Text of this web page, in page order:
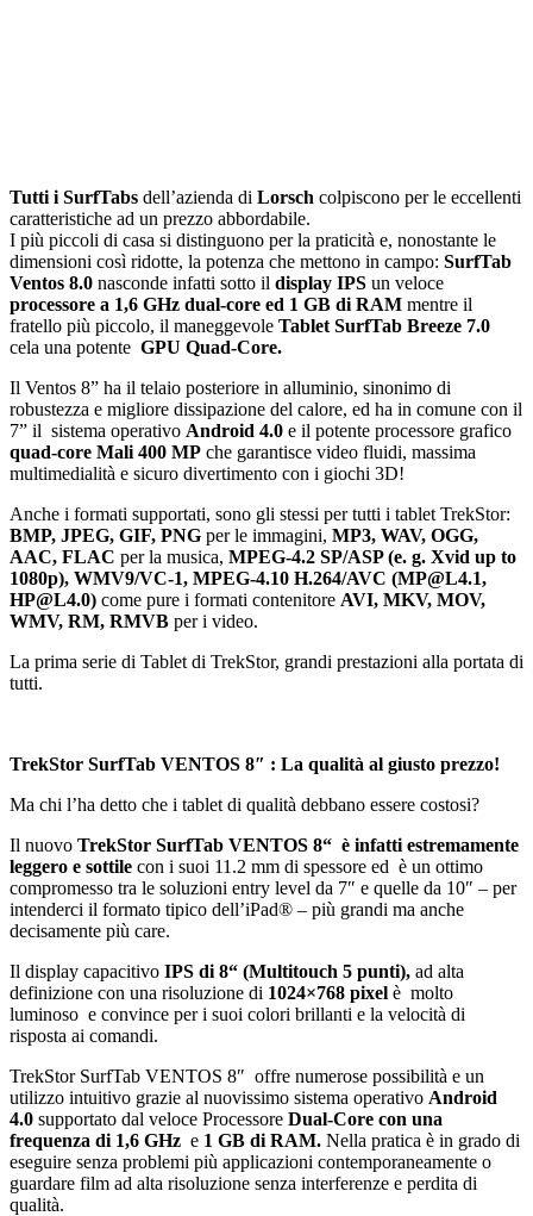
Tutti i SurfTabs dell’azienda di Lorsch colpiscono per le eccellenti
caratteristiche ad un prezzo abbordabile.
I più piccoli di casa si distinguono per la praticità e, nonostante le
dimensioni così ridotte, la potenza che mettono in campo: SurfTab
Ventos 8.0 nasconde infatti sotto il display IPS un veloce
processore a 1,6 GHz dual-core ed 1 GB di RAM mentre il
fratello più piccolo, il maneggevole Tablet SurfTab Breeze 7.0
cela una potente GPU Quad-Core.
Il Ventos 8” ha il telaio posteriore in alluminio, sinonimo di
robustezza e migliore dissipazione del calore, ed ha in comune con il
7” il sistema operativo Android 4.0 e il potente processore grafico
quad-core Mali 400 MP che garantisce video fluidi, massima
multimedialità e sicuro divertimento con i giochi 3D!
Anche i formati supportati, sono gli stessi per tutti i tablet TrekStor:
BMP, JPEG, GIF, PNG per le immagini, MP3, WAV, OGG,
AAC, FLAC per la musica, MPEG-4.2 SP/ASP (e. g. Xvid up to
1080p), WMV9/VC-1, MPEG-4.10 H.264/AVC (MP@L4.1,
HP@L4.0) come pure i formati contenitore AVI, MKV, MOV,
WMV, RM, RMVB per i video.
La prima serie di Tablet di TrekStor, grandi prestazioni alla portata di
tutti.
TrekStor SurfTab VENTOS 8″ : La qualità al giusto prezzo!
Ma chi l’ha detto che i tablet di qualità debbano essere costosi?
Il nuovo TrekStor SurfTab VENTOS 8“ è infatti estremamente
leggero e sottile con i suoi 11.2 mm di spessore ed è un ottimo
compromesso tra le soluzioni entry level da 7″ e quelle da 10″ – per
intenderci il formato tipico dell’iPad® – più grandi ma anche
decisamente più care.
Il display capacitivo IPS di 8“ (Multitouch 5 punti), ad alta
definizione con una risoluzione di 1024×768 pixel è molto
luminoso e convince per i suoi colori brillanti e la velocità di
risposta ai comandi.
TrekStor SurfTab VENTOS 8″ offre numerose possibilità e un
utilizzo intuitivo grazie al nuovissimo sistema operativo Android
4.0 supportato dal veloce Processore Dual-Core con una
frequenza di 1,6 GHz e 1 GB di RAM. Nella pratica è in grado di
eseguire senza problemi più applicazioni contemporaneamente o
guardare film ad alta risoluzione senza interferenze e perdita di
qualità.